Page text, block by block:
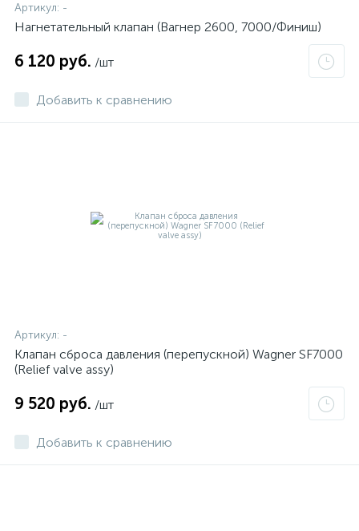
Артикул: -
Нагнетательный клапан (Вагнер 2600, 7000/Финиш)
6 120 руб. /шт
Добавить к сравнению
Артикул: -
Клапан сброса давления (перепускной) Wagner SF7000
(Relief valve assy)
9 520 руб. /шт
Добавить к сравнению